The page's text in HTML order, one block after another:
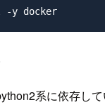
系に依存して